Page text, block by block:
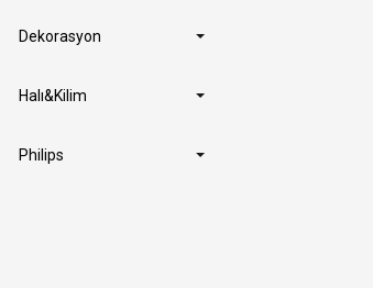
Dekorasyon
Halı&Kilim
Philips